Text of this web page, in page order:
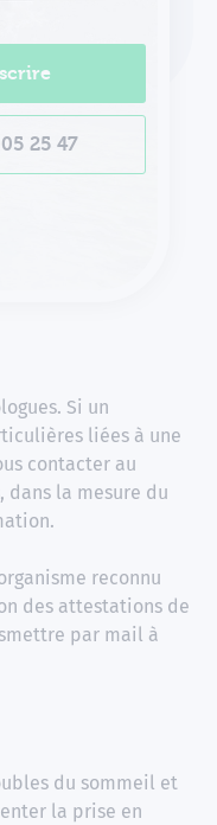
25 47
Si un
liées à une
contacter au
dans la mesure du
reconnu
des attestations de
par mail à
du sommeil et
la prise en